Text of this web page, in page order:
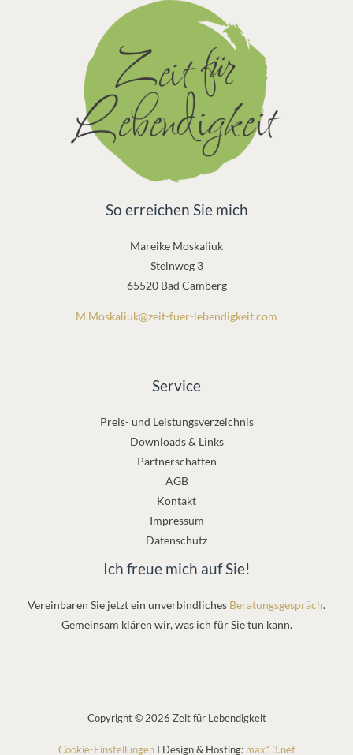
So erreichen Sie mich
Mareike Moskaliuk
Steinweg 3
65520 Bad Camberg
M.Moskaliuk@zeit-fuer-lebendigkeit.com
Service
Preis- und Leistungsverzeichnis
Downloads & Links
Partnerschaften
AGB
Kontakt
Impressum
Datenschutz
Ich freue mich auf Sie!
Vereinbaren Sie jetzt ein unverbindliches Beratungsgespräch.
Gemeinsam klären wir, was ich für Sie tun kann.
Copyright © 2026 Zeit für Lebendigkeit
Cookie-EinstellungenI Design & Hosting: max13.net